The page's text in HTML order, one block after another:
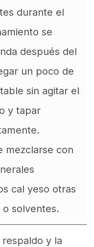
durante el
se
después del
un poco de
sin agitar el
y tapar
mezclarse con
cal yeso otras
o solventes.
y la